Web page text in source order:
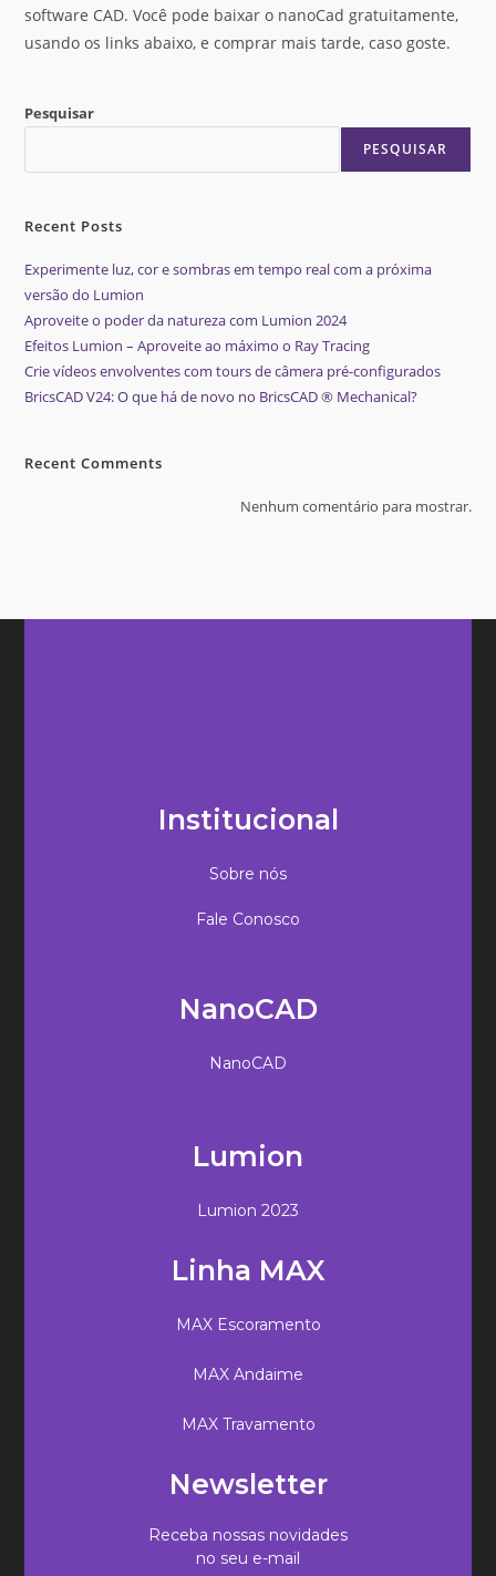
software CAD. Você pode baixar o nanoCad gratuitamente,
usando os links abaixo, e comprar mais tarde, caso goste.
Pesquisar
PESQUISAR
Recent Posts
Experimente luz, cor e sombras em tempo real com a próxima
versão do Lumion
Aproveite o poder da natureza com Lumion 2024
Efeitos Lumion – Aproveite ao máximo o Ray Tracing
Crie vídeos envolventes com tours de câmera pré-configurados
BricsCAD V24: O que há de novo no BricsCAD ® Mechanical?
Recent Comments
Nenhum comentário para mostrar.
Institucional
Sobre nós
Fale Conosco
NanoCAD
NanoCAD
Lumion
Lumion 2023
Linha MAX
MAX Escoramento
MAX Andaime
MAX Travamento
Newsletter
Receba nossas novidades
no seu e-mail